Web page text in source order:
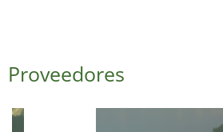
Proveedores